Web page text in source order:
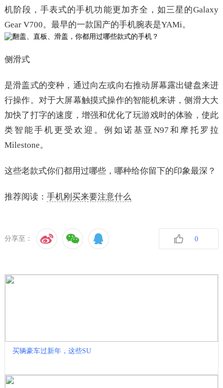
机阶段，手表式的手机功能更加齐全，如三星的Galaxy
Gear V700。最早的一款国产的手机腕表是YAMi。
侧滑式
是滑盖式的变种，通过向左或向右推动屏幕露出键盘来进
行操作。对于大屏幕触摸式操作的智能机来讲，侧滑大大
加快了打字的速度，增强和优化了玩游戏时的体验，使此
类智能手机更受欢迎。例如诺基亚N97和摩托罗拉
Milestone。
这些老款式你们都用过哪些，哪种给你留下的印象最深？
推荐阅读： 手机刚买来要注意什么
分享至： 0
买辆豪车过新年，这些SU